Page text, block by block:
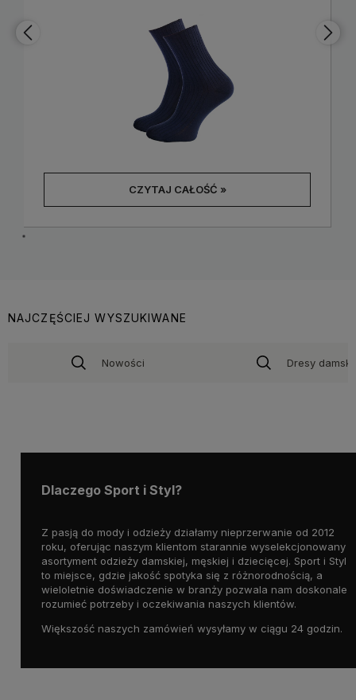
CZYTAJ CAŁOŚĆ »
NAJCZĘŚCIEJ WYSZUKIWANE
Nowości Dresy
Dlaczego Sport i Styl?
Z pasją do mody i odzieży działamy nieprzerwanie od 2012
roku, oferując naszym klientom starannie wyselekcjonowany
asortyment odzieży damskiej, męskiej i dziecięcej. Sport i Styl
to miejsce, gdzie jakość spotyka się z różnorodnością, a
wieloletnie doświadczenie w branży pozwala nam doskonale
rozumieć potrzeby i oczekiwania naszych klientów.
Większość naszych zamówień wysyłamy w ciągu 24 godzin.